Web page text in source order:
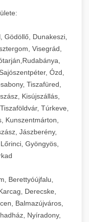
Gödöllő, Dunakeszi,
Visegrád,
Ózd,
Tiszafüred,
Kisújszállás,
Túrkeve,
Kunszentmárton,
Jászberény,
Gyöngyös,
Berettyóújfalu,
Derecske,
Balmazújváros,
Nyíradony,